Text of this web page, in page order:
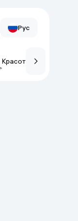
Рус
Красота и уход